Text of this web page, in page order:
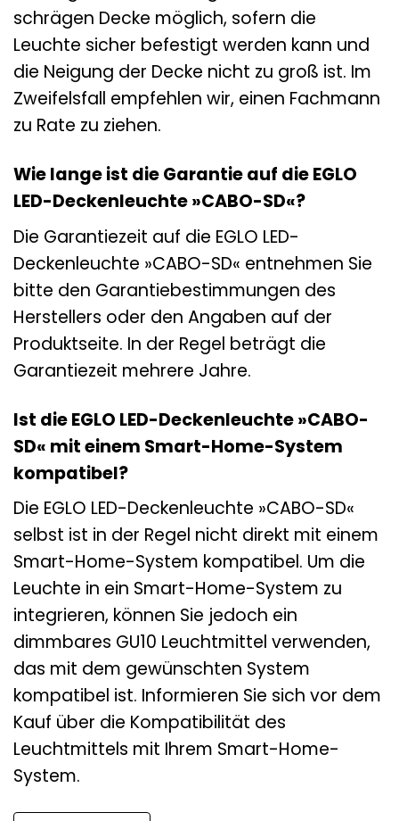
schrägen Decke möglich, sofern die
Leuchte sicher befestigt werden kann und
die Neigung der Decke nicht zu groß ist. Im
Zweifelsfall empfehlen wir, einen Fachmann
zu Rate zu ziehen.
Wie lange ist die Garantie auf die EGLO
LED-Deckenleuchte »CABO-SD«?
Die Garantiezeit auf die EGLO LED-
Deckenleuchte »CABO-SD« entnehmen Sie
bitte den Garantiebestimmungen des
Herstellers oder den Angaben auf der
Produktseite. In der Regel beträgt die
Garantiezeit mehrere Jahre.
Ist die EGLO LED-Deckenleuchte »CABO-
SD« mit einem Smart-Home-System
kompatibel?
Die EGLO LED-Deckenleuchte »CABO-SD«
selbst ist in der Regel nicht direkt mit einem
Smart-Home-System kompatibel. Um die
Leuchte in ein Smart-Home-System zu
integrieren, können Sie jedoch ein
dimmbares GU10 Leuchtmittel verwenden,
das mit dem gewünschten System
kompatibel ist. Informieren Sie sich vor dem
Kauf über die Kompatibilität des
Leuchtmittels mit Ihrem Smart-Home-
System.